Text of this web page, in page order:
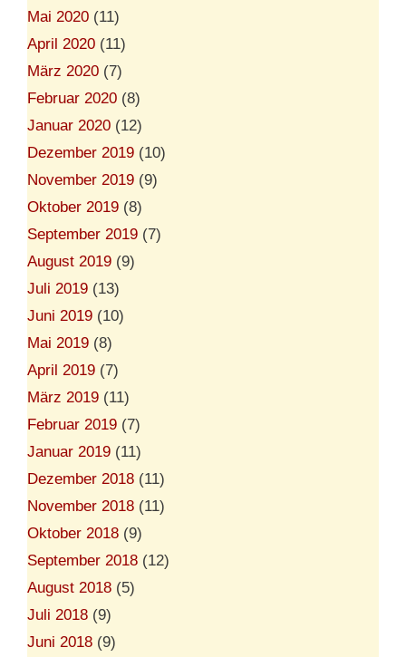
Mai 2020 (11)
April 2020 (11)
März 2020 (7)
Februar 2020 (8)
Januar 2020 (12)
Dezember 2019 (10)
November 2019 (9)
Oktober 2019 (8)
September 2019 (7)
August 2019 (9)
Juli 2019 (13)
Juni 2019 (10)
Mai 2019 (8)
April 2019 (7)
März 2019 (11)
Februar 2019 (7)
Januar 2019 (11)
Dezember 2018 (11)
November 2018 (11)
Oktober 2018 (9)
September 2018 (12)
August 2018 (5)
Juli 2018 (9)
Juni 2018 (9)